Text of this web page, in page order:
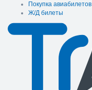
Покупка авиабилетов
Ж/Д билеты